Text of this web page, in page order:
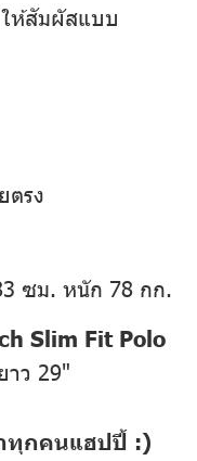
ห้สัมผัสแบบ
ตรง
ซม. หนัก 78 กก.
Slim Fit Polo
ว 29"
ทุกคนแฮปปี้ :)